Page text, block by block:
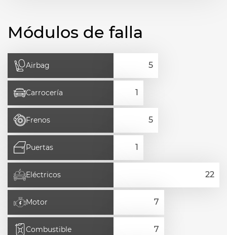
Módulos de falla
Airbag
Carrocería
Frenos
Puertas
Eléctricos
Motor
Combustible